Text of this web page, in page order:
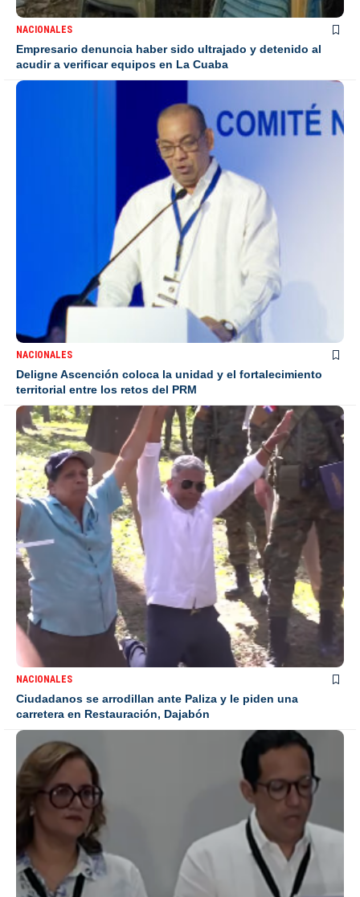
NACIONALES
Empresario denuncia haber sido ultrajado y detenido al
acudir a verificar equipos en La Cuaba
NACIONALES
Deligne Ascención coloca la unidad y el fortalecimiento
territorial entre los retos del PRM
NACIONALES
Ciudadanos se arrodillan ante Paliza y le piden una
carretera en Restauración, Dajabón